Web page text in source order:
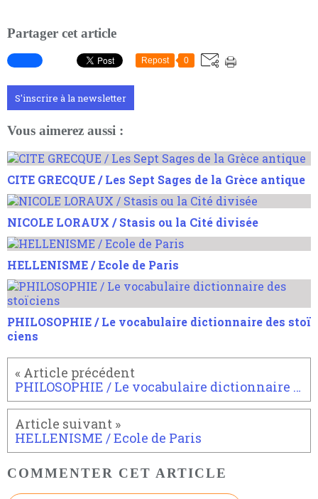
Partager cet article
Repost 0
S'inscrire à la newsletter
Vous aimerez aussi :
CITE GRECQUE / Les Sept Sages de la Grèce antique
NICOLE LORAUX / Stasis ou la Cité divisée
HELLENISME / Ecole de Paris
PHILOSOPHIE / Le vocabulaire dictionnaire des stoï
ciens
PHILOSOPHIE / Le vocabulaire dictionnaire des stoïciens
HELLENISME / Ecole de Paris
COMMENTER CET ARTICLE